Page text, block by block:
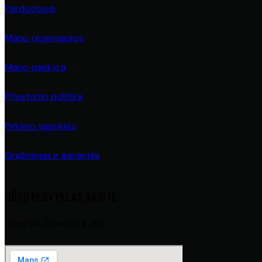
Parduotuvė
Mano rezervacijos
Mano paskyra
Privatumo politika
Pirkimo taisyklės
Grąžinimas ir garantija